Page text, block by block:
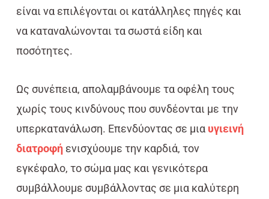
είναι να επιλέγονται οι κατάλληλες πηγές και
να καταναλώνονται τα σωστά είδη και
ποσότητες.
Ως συνέπεια, απολαμβάνουμε τα οφέλη τους
χωρίς τους κινδύνους που συνδέονται με την
υπερκατανάλωση. Επενδύοντας σε μιαυγιεινή
διατροφή ενισχύουμε την καρδιά, τον
εγκέφαλο, το σώμα μας και γενικότερα
συμβάλλουμε συμβάλλοντας σε μια καλύτερη